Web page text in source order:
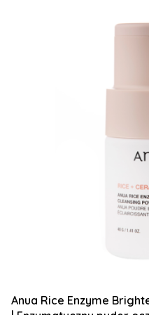
Anua Rice Enzyme